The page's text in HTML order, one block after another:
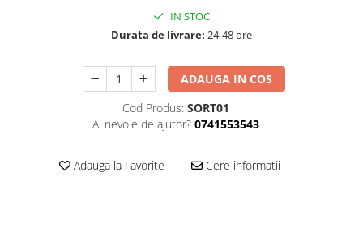
IN STOC
Durata de livrare: 24-48 ore
ADAUGA IN COS
Cod Produs: SORT01
Ai nevoie de ajutor? 0741553543
Adauga la Favorite Cere informatii